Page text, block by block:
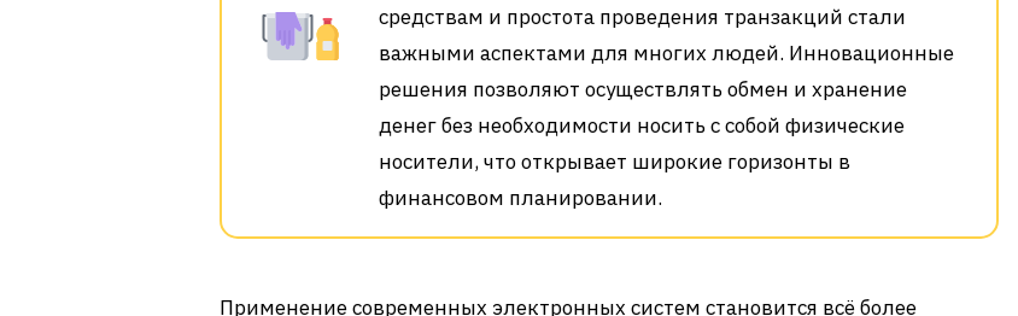
средствам и простота проведения транзакций стали
важными аспектами для многих людей. Инновационные
решения позволяют осуществлять обмен и хранение
денег без необходимости носить с собой физические
носители, что открывает широкие горизонты в
финансовом планировании.
Применение современных электронных систем становится всё более